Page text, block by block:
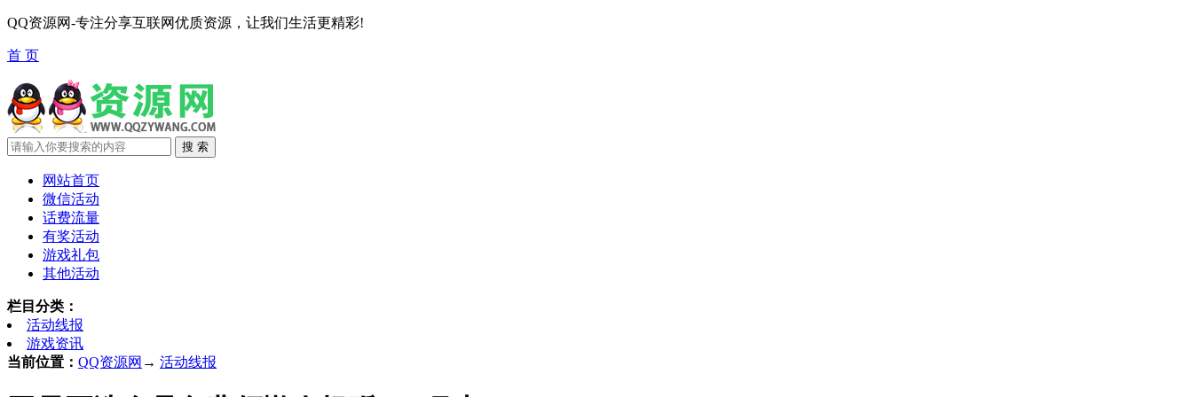
QQ资源网-专注分享互联网优质资源，让我们生活更精彩!
首 页
网站首页
微信活动
话费流量
有奖活动
游戏礼包
其他活动
栏目分类：
活动线报
游戏资讯
当前位置： QQ资源网 → 活动线报